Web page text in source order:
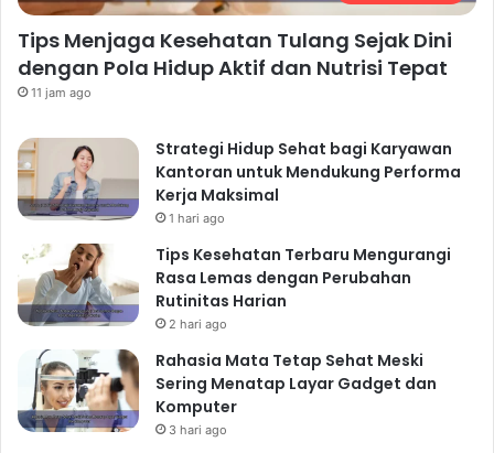
Tips Menjaga Kesehatan Tulang Sejak Dini
dengan Pola Hidup Aktif dan Nutrisi Tepat
11 jam ago
Strategi Hidup Sehat bagi Karyawan
Kantoran untuk Mendukung Performa
Kerja Maksimal
1 hari ago
Tips Kesehatan Terbaru Mengurangi
Rasa Lemas dengan Perubahan
Rutinitas Harian
2 hari ago
Rahasia Mata Tetap Sehat Meski
Sering Menatap Layar Gadget dan
Komputer
3 hari ago